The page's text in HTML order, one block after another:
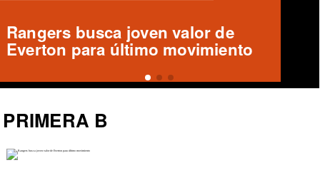
Deportes Temuco confirma salida
de Arturo Sanhueza
PRIMERA B